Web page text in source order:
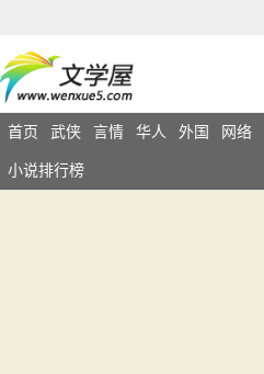
首页 武侠 言情 华人 外国 网络
小说排行榜